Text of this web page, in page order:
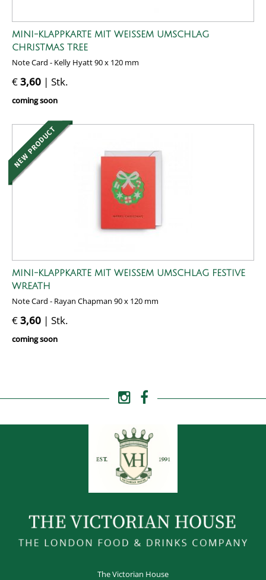
MINI-KLAPPKARTE MIT WEISSEM UMSCHLAG C
HRISTMAS TREE
Note Card - Kelly Hyatt 90 x 120 mm
€3,60 | Stk.
coming soon
MINI-KLAPPKARTE MIT WEISSEM UMSCHLAG FESTIVE W
REATH
Note Card - Rayan Chapman 90 x 120 mm
€3,60 | Stk.
coming soon
The Victorian House